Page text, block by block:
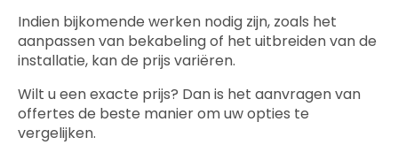
Indien bijkomende werken nodig zijn, zoals het
aanpassen van bekabeling of het uitbreiden van de
installatie, kan de prijs variëren.
Wilt u een exacte prijs? Dan is het aanvragen van
offertes de beste manier om uw opties te
vergelijken.